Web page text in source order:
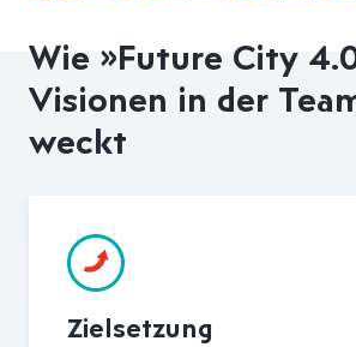
Wie »Future City
Visionen in der
weckt
Zielsetzung